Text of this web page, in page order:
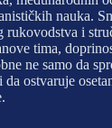
nauka.
rukovodstva i
tima,
ne samo da
ostvaruje